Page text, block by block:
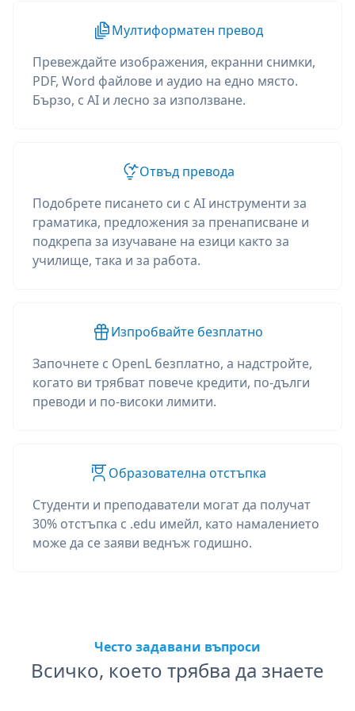
Мултиформатен превод
Превеждайте изображения, екранни снимки,
PDF, Word файлове и аудио на едно място.
Бързо, с AI и лесно за използване.
Отвъд превода
Подобрете писането си с AI инструменти за
граматика, предложения за пренаписване и
подкрепа за изучаване на езици както за
училище, така и за работа.
Изпробвайте безплатно
Започнете с OpenL безплатно, а надстройте,
когато ви трябват повече кредити, по-дълги
преводи и по-високи лимити.
Образователна отстъпка
Студенти и преподаватели могат да получат
30% отстъпка с .edu имейл, като намалението
може да се заяви веднъж годишно.
Често задавани въпроси
Всичко, което трябва да знаете